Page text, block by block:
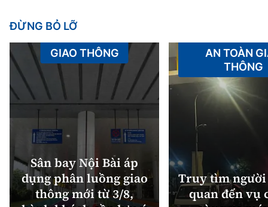
ĐỪNG BỎ LỠ
Sân bay Nội Bài áp
dụng phân luồng giao
thông mới từ 3/8,
GIAO THÔNG
Truy tìm
quan đến vụ
AN TOÀN
THÔNG